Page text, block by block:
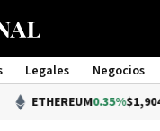
Legales Negocios
0.35%$1,904.17